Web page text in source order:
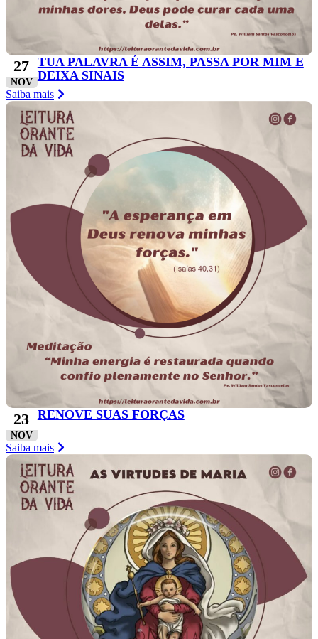
27
NOV
TUA PALAVRA É ASSIM, PASSA POR MIM E
DEIXA SINAIS
Saiba mais
23
NOV
RENOVE SUAS FORÇAS
Saiba mais